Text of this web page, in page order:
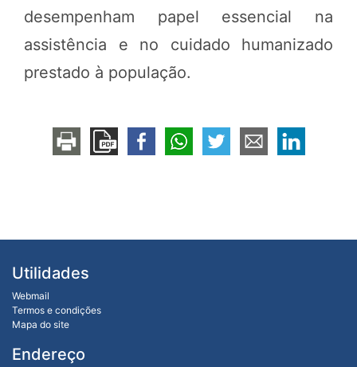
desempenham papel essencial na
assistência e no cuidado humanizado
prestado à população.
Utilidades
Webmail
Termos e condições
Mapa do site
Endereço